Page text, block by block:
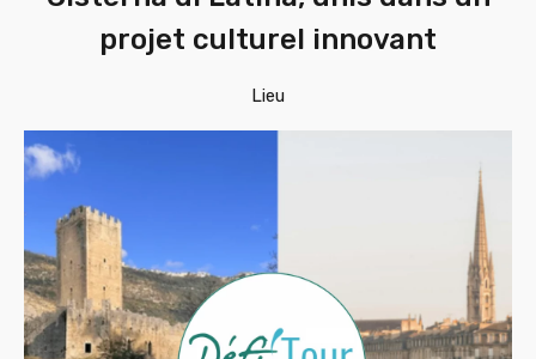
projet culturel innovant
Lieu